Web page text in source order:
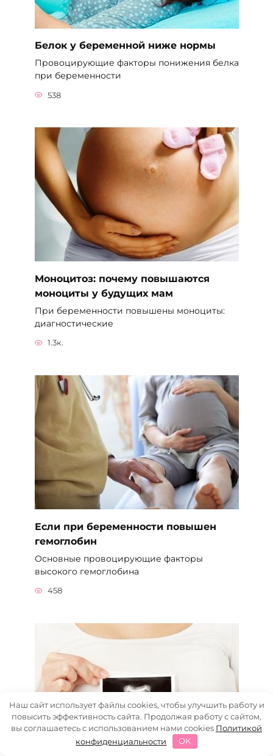
Белок у беременной ниже нормы
Провоцирующие факторы понижения белка
при беременности
538
Моноцитоз: почему повышаются
моноциты у будущих мам
При беременности повышены моноциты:
диагностические
1.3к.
Если при беременности повышен
гемоглобин
Основные провоцирующие факторы
высокого гемоглобина
458
Наш сайт использует файлы cookies, чтобы улучшить работу и
повысить эффективность сайта. Продолжая работу с сайтом,
вы соглашаетесь с использованием нами cookies Политикой
конфиденциальности
OK